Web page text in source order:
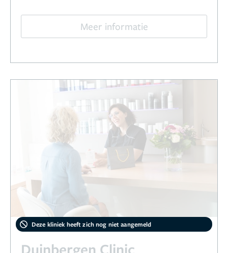
Meer informatie
Deze kliniek heeft zich nog niet aangemeld
Duinbergen Clinic